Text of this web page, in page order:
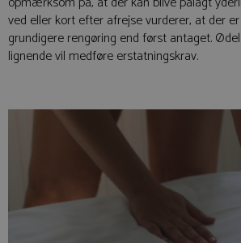
ved eller kort efter afrejse vurderer, at der
grundigere rengøring end først antaget.
lignende vil medføre erstatningskrav.